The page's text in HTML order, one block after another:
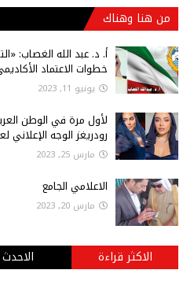
من هنا وهناك
أ‌. د. عبد الله الغصاب:
خطوات الاعتماد
يونيو 11, 2023
لأول مرة في الوطن
رودريغز الوجه الإعلاني
مارس 25, 2023
الاعلامي الجامع
مارس 20, 2023
الاكثر قراءة الاحدث